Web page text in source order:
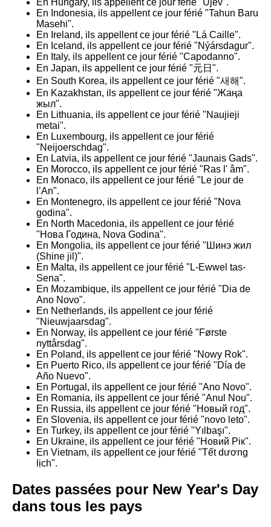
En Hungary, ils appellent ce jour férié "Újév".
En Indonesia, ils appellent ce jour férié "Tahun Baru
Masehi".
En Ireland, ils appellent ce jour férié "Lá Caille".
En Iceland, ils appellent ce jour férié "Nýársdagur".
En Italy, ils appellent ce jour férié "Capodanno".
En Japan, ils appellent ce jour férié "元日".
En South Korea, ils appellent ce jour férié "새해".
En Kazakhstan, ils appellent ce jour férié "Жаңа
жыл".
En Lithuania, ils appellent ce jour férié "Naujieji
metai".
En Luxembourg, ils appellent ce jour férié
"Neijoerschdag".
En Latvia, ils appellent ce jour férié "Jaunais Gads".
En Morocco, ils appellent ce jour férié "Ras l' âm".
En Monaco, ils appellent ce jour férié "Le jour de
l’An".
En Montenegro, ils appellent ce jour férié "Nova
godina".
En North Macedonia, ils appellent ce jour férié
"Нова Година, Nova Godina".
En Mongolia, ils appellent ce jour férié "Шинэ жил
(Shine jil)".
En Malta, ils appellent ce jour férié "L-Ewwel tas-
Sena".
En Mozambique, ils appellent ce jour férié "Dia de
Ano Novo".
En Netherlands, ils appellent ce jour férié
"Nieuwjaarsdag".
En Norway, ils appellent ce jour férié "Første
nyttårsdag".
En Poland, ils appellent ce jour férié "Nowy Rok".
En Puerto Rico, ils appellent ce jour férié "Día de
Año Nuevo".
En Portugal, ils appellent ce jour férié "Ano Novo".
En Romania, ils appellent ce jour férié "Anul Nou".
En Russia, ils appellent ce jour férié "Новый год".
En Slovenia, ils appellent ce jour férié "novo leto".
En Turkey, ils appellent ce jour férié "Yılbaşı".
En Ukraine, ils appellent ce jour férié "Новий Рік".
En Vietnam, ils appellent ce jour férié "Tết dương
lịch".
Dates passées pour New Year's Day
dans tous les pays